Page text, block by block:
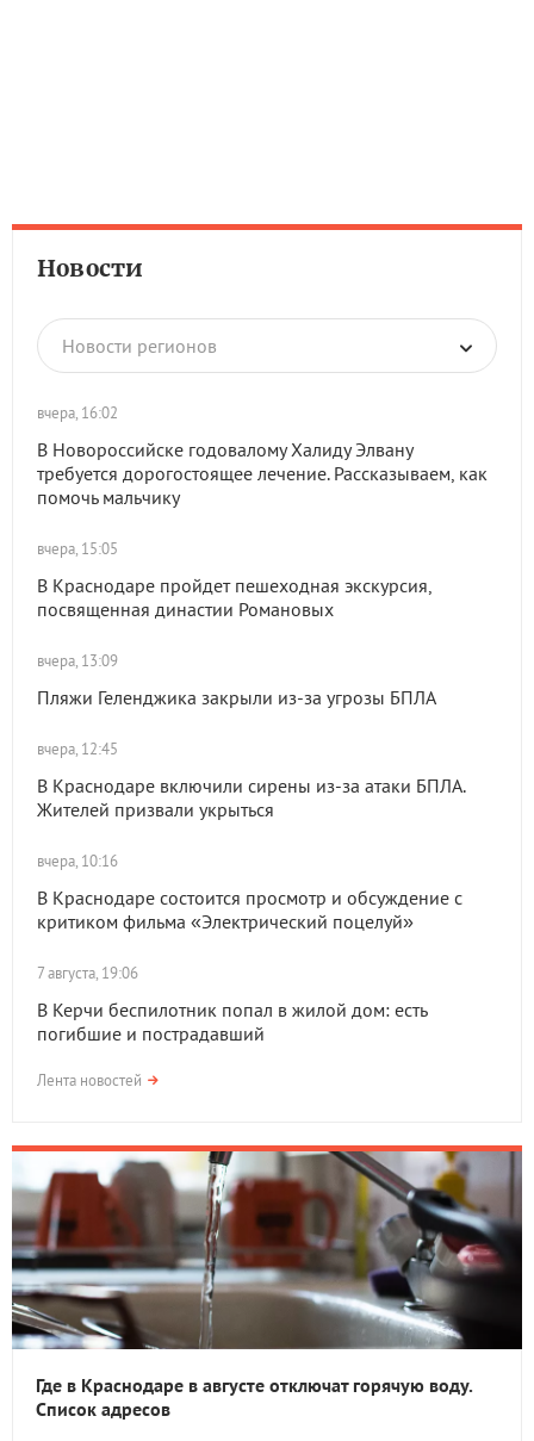
Новости
Новости регионов
вчера, 16:02
В Новороссийске годовалому Халиду Элвану
требуется дорогостоящее лечение. Рассказываем, как
помочь мальчику
вчера, 15:05
В Краснодаре пройдет пешеходная экскурсия,
посвященная династии Романовых
вчера, 13:09
Пляжи Геленджика закрыли из-за угрозы БПЛА
вчера, 12:45
В Краснодаре включили сирены из-за атаки БПЛА.
Жителей призвали укрыться
вчера, 10:16
В Краснодаре состоится просмотр и обсуждение с
критиком фильма «Электрический поцелуй»
7 августа, 19:06
В Керчи беспилотник попал в жилой дом: есть
погибшие и пострадавший
Лента новостей
Где в Краснодаре в августе отключат горячую воду.
Список адресов